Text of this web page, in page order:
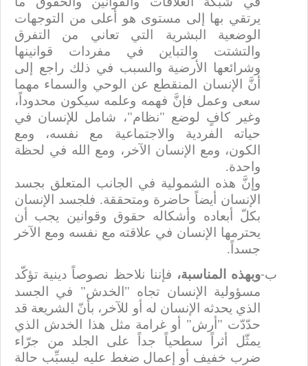
يرتقي بها إلى مستوى هو أعلى من التوجهات
الوضعية البشرية التي تعاني من التفرق
والتشتت والتباين في مفردات قوانينها
وشرائعها الأرضية والسبب في ذلك راجع إلى
أنَّ الإنسان المنقطع عن الوحي والسماء مهما
سعى وعمل فإنَّ فهمه وعلمه سيكون محدوداً،
وغير كافٍ لوضع "نظام"، شامل للإنسان في
حياته الفردية والاجتماعية مع نفسه، ومع
الكون، ومع الإنسان الآخر، ومع الله في لحظة
واحدة.
وإنَّ هذه الشمولية في الجانب المتعلق بجسد
الإنسان أيضاً حاضرة ومتحققة. فلجسد الإنسان
بكلّ أبعاده وأشكاله حقوق وقوانين يجب أن
يحترمها الإنسان في علاقته مع نفسه ومع الآخر
جسداً.
‌ب-وبهذه المناسبة، فإننا نلاحظ نصوصاً دينية تؤكّد
مسؤولية الإنسان تجاه "الخدش" في الجسد
الذي يحدثه الإنسان له أو للآخر، بأنّ الشريعة قد
حدّدّت "أرش" أو غرامة مثل هذا الخدش الذي
يمثّل أثراً سطحياً جداً على الجلد من جرّاء
ضرب خفيف أو إعمال ضغط عليه ليسبِّب حالة